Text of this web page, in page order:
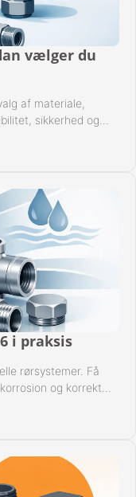
vælger du
af materiale,
sikkerhed og
i praksis
rørsystemer. Få
og korrekt